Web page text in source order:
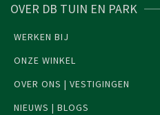
OVER DB TUIN EN PARK
WERKEN BIJ
ONZE WINKEL
OVER ONS | VESTIGINGEN
NIEUWS | BLOGS